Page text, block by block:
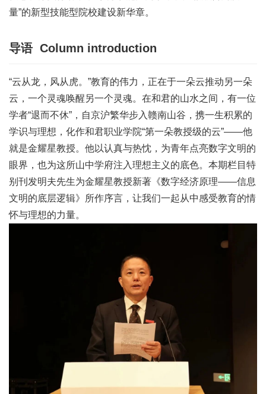
量”的新型技能型院校建设新华章。
导语 Column introduction
“云从龙，风从虎。”教育的伟力，正在于一朵云推动另一朵
云，一个灵魂唤醒另一个灵魂。在和君的山水之间，有一位
学者“退而不休”，自京沪繁华步入赣南山谷，携一生积累的
学识与理想，化作和君职业学院“第一朵教授级的云”——他
就是金耀星教授。他以认真与热忱，为青年点亮数字文明的
眼界，也为这所山中学府注入理想主义的底色。本期栏目特
别刊发明夫先生为金耀星教授新著《数字经济原理——信息
文明的底层逻辑》所作序言，让我们一起从中感受教育的情
怀与理想的力量。